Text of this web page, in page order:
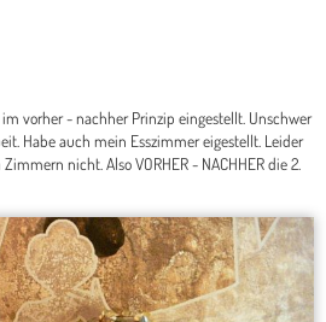
vorher - nachher Prinzip eingestellt. Unschwer
Habe auch mein Esszimmer eigestellt. Leider
nicht. Also VORHER - NACHHER die 2.